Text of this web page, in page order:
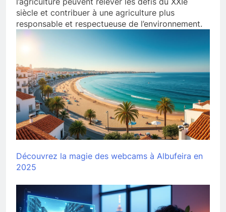
siècle et contribuer à une agriculture plus
responsable et respectueuse de l’environnement.
Découvrez la magie des webcams à Albufeira en
2025